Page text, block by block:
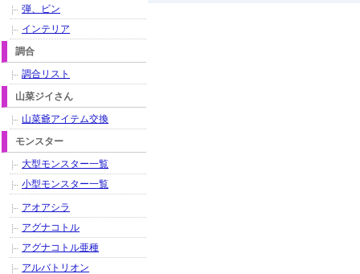
弾、ビン
インテリア
調合
調合リスト
山菜ジイさん
山菜爺アイテム交換
モンスター
大型モンスター一覧
小型モンスター一覧
アオアシラ
アグナコトル
アグナコトル亜種
アルバトリオン